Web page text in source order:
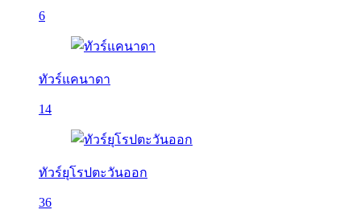
6
ทัวร์แคนาดา
14
ทัวร์ยุโรปตะวันออก
36